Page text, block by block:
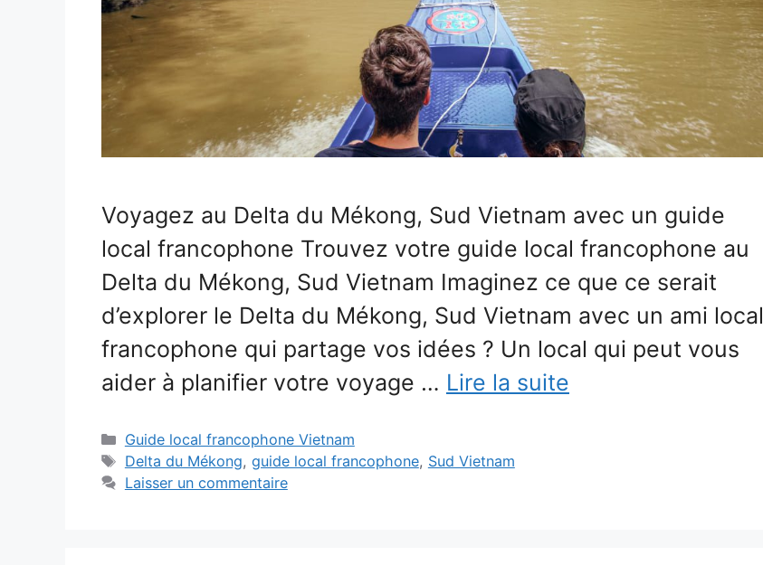
Voyagez au Delta du Mékong, Sud Vietnam avec un guide
local francophone Trouvez votre guide local francophone au
Delta du Mékong, Sud Vietnam Imaginez ce que ce serait
d’explorer le Delta du Mékong, Sud Vietnam avec un ami local
francophone qui partage vos idées ? Un local qui peut vous
aider à planifier votre voyage … Lire la suite
Catégories
Guide local francophone Vietnam
Étiquettes
Delta du Mékong, guide local francophone, Sud Vietnam
Laisser un commentaire